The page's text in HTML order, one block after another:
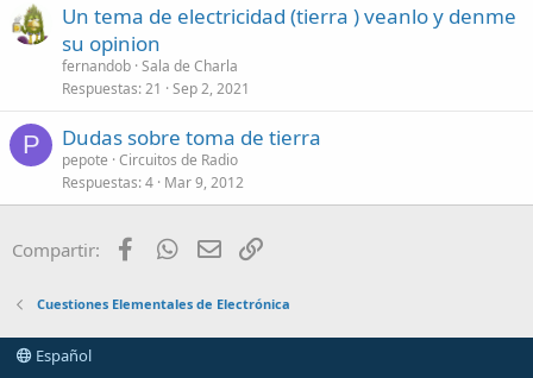
Un tema de electricidad (tierra ) veanlo y denme
su opinion
fernandob Sala de Charla
Respuestas 21 Sep 2, 2021
P Dudas sobre toma de tierra
pepote Circuitos de Radio
Respuestas 4 Mar 9, 2012
Compartir: FacebookWhatsApp
Email
Cuestiones Elementales de Electrónica
Español